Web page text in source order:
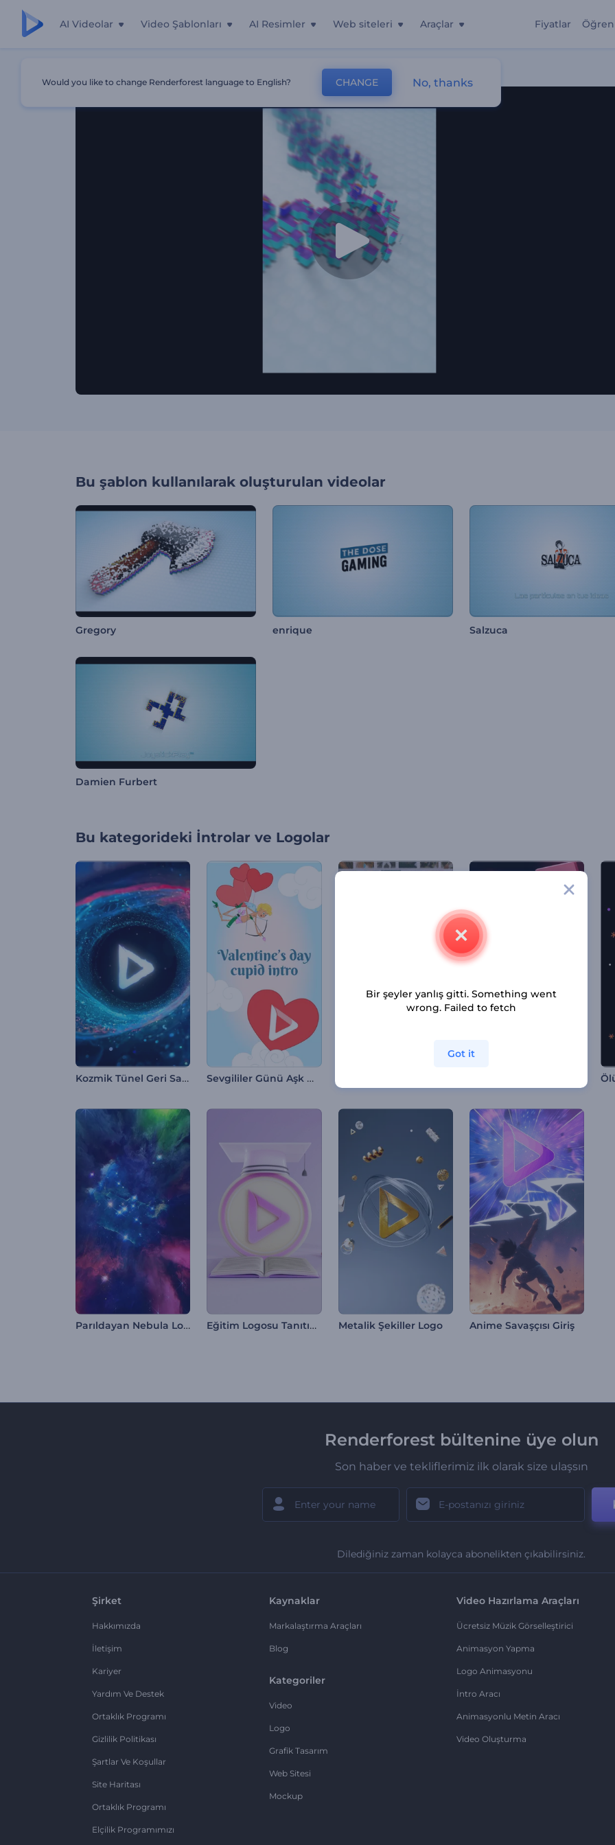
AI Videolar Video Şablonları AI Resimler Web siteleri Araçlar Fiyatlar Öğren
Bu şablon kullanılarak oluşturulan videolar
Gregory enrique Salzuca
Damien Furbert
Bu kategorideki İntrolar ve Logolar
Kozmik Tünel Geri Sayım İntro Sevgililer Günü Aşk Meleği İntro
Parıldayan Nebula Logo Gösterimi Eğitim Logosu Tanıtımı Metalik Şekiller Logo Anime Savaşçısı Giriş
Renderforest bültenine üye olun
Son haber ve tekliflerimiz ilk olarak size ulaşsın
Dilediğiniz zaman kolayca abonelikten çıkabilirsiniz.
Şirket
Hakkımızda
İletişim
Kariyer
Yardım Ve Destek
Ortaklık Programı
Gizlilik Politikası
Şartlar Ve Koşullar
Site Haritası
Ortaklık Programı
Elçilik Programımızı
Kaynaklar
Markalaştırma Araçları
Blog
Kategoriler
Video
Logo
Grafik Tasarım
Web Sitesi
Mockup
Video Hazırlama Araçları
Ücretsiz Müzik Görselleştirici
Animasyon Yapma
Logo Animasyonu
İntro Aracı
Animasyonlu Metin Aracı
Video Oluşturma
Would you like to change Renderforest language to English? CHANGE No, thanks
Bir şeyler yanlış gitti. Something went
wrong. Failed to fetch
Got it